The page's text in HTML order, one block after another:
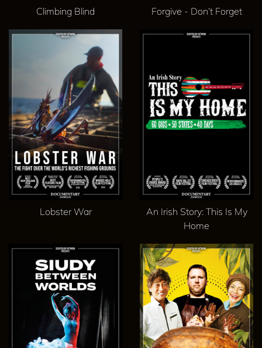
Climbing Blind Forgive - Don’t Forget
Lobster War
An Irish Story: This Is My
Home